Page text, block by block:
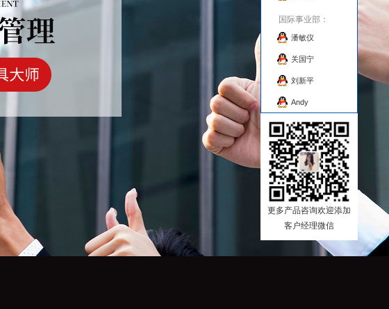
国际事业部：
潘敏仪
关国宁
刘新平
Andy
更多产品咨询欢迎添加
客户经理微信